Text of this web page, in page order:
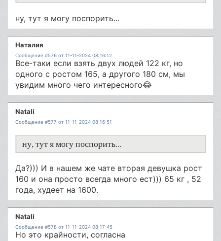
ну, тут я могу поспорить...
Наталия
Сообщение #576 от 11-11-2024 08:16:12
Все-таки если взять двух людей 122 кг, но
одного с ростом 165, а другого 180 см, мы
увидим много чего интересного😂
Natali
Сообщение #577 от 11-11-2024 08:16:51
ну, тут я могу поспорить...
Да?))) И в нашем же чате вторая девушка рост
160 и она просто всегда много ест))) 65 кг , 52
года, худеет на 1600.
Natali
Сообщение #578 от 11-11-2024 08:17:45
Но это крайности, согласна